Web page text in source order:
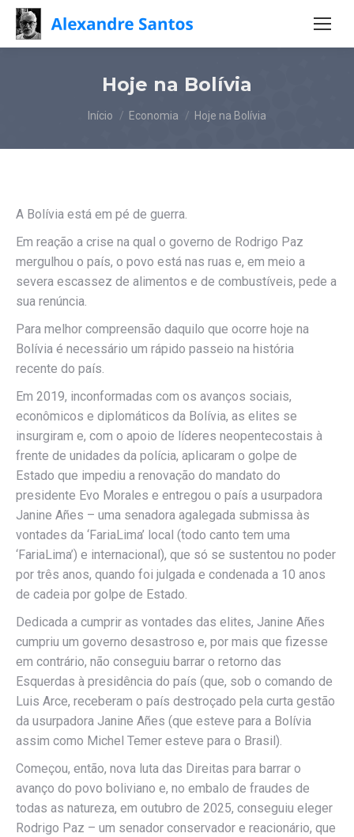
Hoje na Bolívia
Você está aqui:
Início Economia Hoje na Bolívia
A Bolívia está em pé de guerra.
Em reação a crise na qual o governo de Rodrigo Paz
mergulhou o país, o povo está nas ruas e, em meio a
severa escassez de alimentos e de combustíveis, pede a
sua renúncia.
Para melhor compreensão daquilo que ocorre hoje na
Bolívia é necessário um rápido passeio na história
recente do país.
Em 2019, inconformadas com os avanços sociais,
econômicos e diplomáticos da Bolívia, as elites se
insurgiram e, com o apoio de líderes neopentecostais à
frente de unidades da polícia, aplicaram o golpe de
Estado que impediu a renovação do mandato do
presidente Evo Morales e entregou o país a usurpadora
Janine Añes – uma senadora agalegada submissa às
vontades da ‘FariaLima’ local (todo canto tem uma
‘FariaLima’) e internacional), que só se sustentou no poder
por três anos, quando foi julgada e condenada a 10 anos
de cadeia por golpe de Estado.
Dedicada a cumprir as vontades das elites, Janine Añes
cumpriu um governo desastroso e, por mais que fizesse
em contrário, não conseguiu barrar o retorno das
Esquerdas à presidência do país (que, sob o comando de
Luis Arce, receberam o país destroçado pela curta gestão
da usurpadora Janine Añes (que esteve para a Bolívia
assim como Michel Temer esteve para o Brasil).
Começou, então, nova luta das Direitas para barrar o
avanço do povo boliviano e, no embalo de fraudes de
todas as natureza, em outubro de 2025, conseguiu eleger
Rodrigo Paz – um senador conservador e reacionário, que